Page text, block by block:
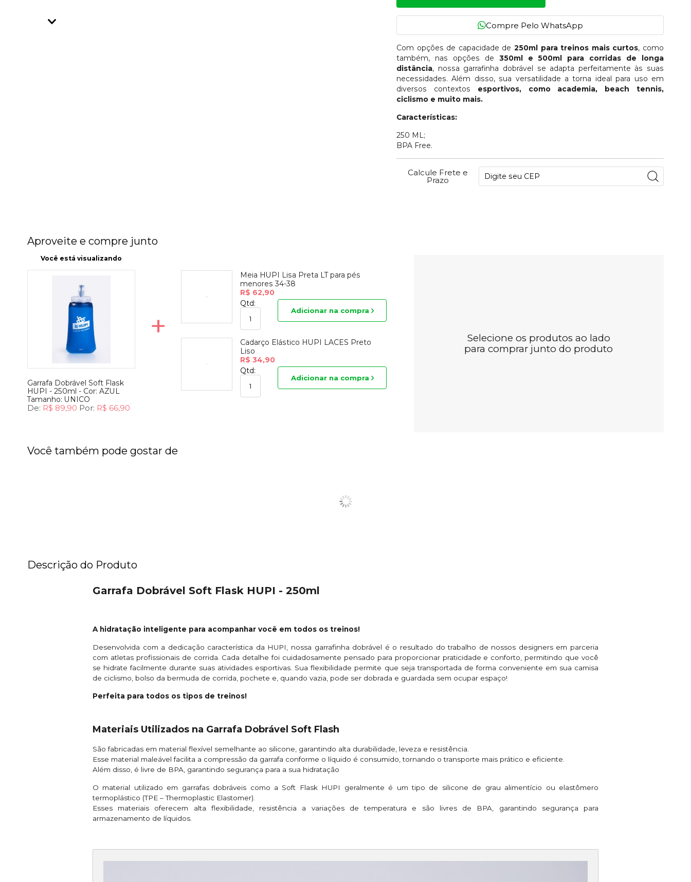
Com opções de capacidade de250ml para treinos mais curtos, como
também, nas opções de 350ml e 500ml para corridas de longa
distância, nossa garrafinha dobrável se adapta perfeitamente às suas
necessidades. Além disso, sua versatilidade a torna ideal para uso em
diversos contextos esportivos, como academia, beach tennis,
ciclismo e muito mais.
Características:
250 ML;
BPA Free.
Calcule Frete e
Prazo
Aproveite e compre junto
Você está visualizando
Garrafa Dobrável Soft Flask
HUPI - 250ml - Cor: AZUL
Tamanho: UNICO
De: R$ 89,90 Por: R$ 66,90
+
Meia HUPI Lisa Preta LT para pés
menores 34-38
R$ 62,90
Qtd:
Adicionar na compra
Cadarço Elástico HUPI LACES Preto
Liso
R$ 34,90
Qtd:
Adicionar na compra
Selecione os produtos ao lado
para comprar junto do produto
Você também pode gostar de
Descrição do Produto
Garrafa Dobrável Soft Flask HUPI - 250ml
A hidratação inteligente para acompanhar você em todos os treinos!
Desenvolvida com a dedicação característica da HUPI, nossa garrafinha dobrável é o resultado do trabalho de nossos designers em parceria
com atletas profissionais de corrida. Cada detalhe foi cuidadosamente pensado para proporcionar praticidade e conforto, permitindo que você
se hidrate facilmente durante suas atividades esportivas. Sua flexibilidade permite que seja transportada de forma conveniente em sua camisa
de ciclismo, bolso da bermuda de corrida, pochete e, quando vazia, pode ser dobrada e guardada sem ocupar espaço!
Perfeita para todos os tipos de treinos!
Materiais Utilizados na Garrafa Dobrável Soft Flash
São fabricadas em material flexível semelhante ao silicone, garantindo alta durabilidade, leveza e resistência.
Esse material maleável facilita a compressão da garrafa conforme o líquido é consumido, tornando o transporte mais prático e eficiente.
Além disso, é livre de BPA, garantindo segurança para a sua hidratação
O material utilizado em garrafas dobráveis como a Soft Flask HUPI geralmente é um tipo de silicone de grau alimentício ou elastômero
termoplástico (TPE – Thermoplastic Elastomer).
Esses materiais oferecem alta flexibilidade, resistência a variações de temperatura e são livres de BPA, garantindo segurança para
armazenamento de líquidos.